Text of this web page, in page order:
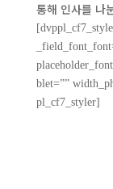
통해 인사를 나
blet=””
pl_cf7_styler]